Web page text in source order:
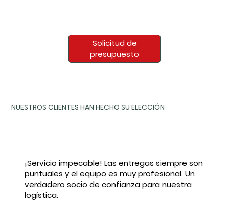
Solicitud de
presupuesto
NUESTROS CLIENTES HAN HECHO SU ELECCIÓN
¡Servicio impecable! Las entregas siempre son
puntuales y el equipo es muy profesional. Un
verdadero socio de confianza para nuestra
logística.